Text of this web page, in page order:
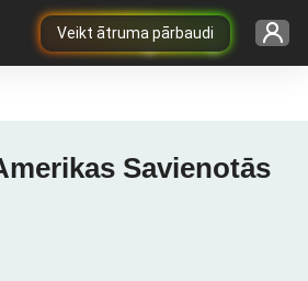
Veikt ātruma pārbaudi
Savienotās